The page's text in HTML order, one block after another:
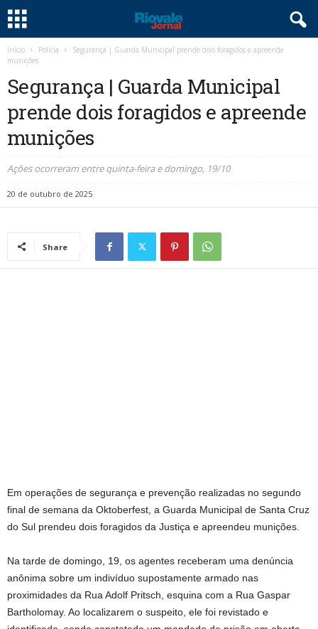
Início Polícia
Segurança | Guarda Municipal prende dois foragidos e apreende
munições
Segurança | Guarda Municipal
prende dois foragidos e apreende
munições
Ações ocorreram entre quinta-feira e domingo, 19/10
20 de outubro de 2025
Share
Em operações de segurança e prevenção realizadas no segundo
final de semana da Oktoberfest, a Guarda Municipal de Santa Cruz
do Sul prendeu dois foragidos da Justiça e apreendeu munições.
Na tarde de domingo, 19, os agentes receberam uma denúncia
anônima sobre um indivíduo supostamente armado nas
proximidades da Rua Adolf Pritsch, esquina com a Rua Gaspar
Bartholomay. Ao localizarem o suspeito, ele foi revistado e